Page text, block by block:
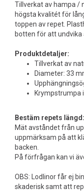
Tillverkat av hampa /
högsta kvalitét för
toppen av repet.
botten för att undvika
Produktdetaljer:
Tillverkat av
Diameter: 33
Krympstrumpa
Bestäm repets längd:
Mät avståndet från
uppmärksam på att
backen.
På förfrågan kan vi
OBS: Lodlinor får ej
skaderisk samt att